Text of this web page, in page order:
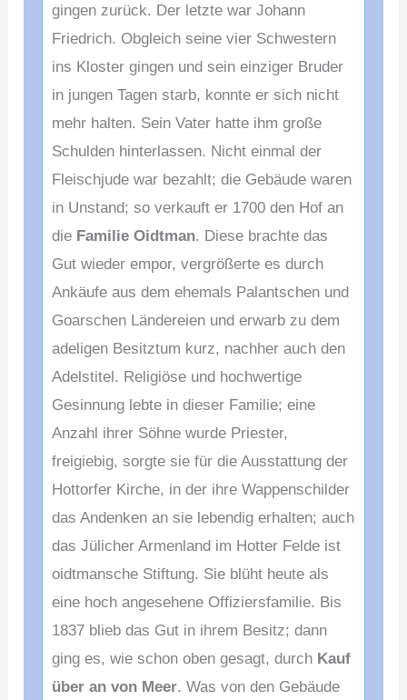
gingen zurück. Der letzte war Johann
Friedrich. Obgleich seine vier Schwestern
ins Kloster gingen und sein einziger Bruder
in jungen Tagen starb, konnte er sich nicht
mehr halten. Sein Vater hatte ihm große
Schulden hinterlassen. Nicht einmal der
Fleischjude war bezahlt; die Gebäude waren
in Unstand; so verkauft er 1700 den Hof an
die Familie Oidtman. Diese brachte das
Gut wieder empor, vergrößerte es durch
Ankäufe aus dem ehemals Palantschen und
Goarschen Ländereien und erwarb zu dem
adeligen Besitztum kurz, nachher auch den
Adelstitel. Religiöse und hochwertige
Gesinnung lebte in dieser Familie; eine
Anzahl ihrer Söhne wurde Priester,
freigiebig, sorgte sie für die Ausstattung der
Hottorfer Kirche, in der ihre Wappenschilder
das Andenken an sie lebendig erhalten; auch
das Jülicher Armenland im Hotter Felde ist
oidtmansche Stiftung. Sie blüht heute als
eine hoch angesehene Offiziersfamilie. Bis
1837 blieb das Gut in ihrem Besitz; dann
ging es, wie schon oben gesagt, durch Kauf
über an von Meer. Was von den Gebäude